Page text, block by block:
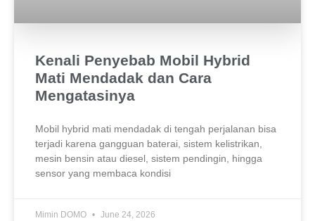
Kenali Penyebab Mobil Hybrid
Mati Mendadak dan Cara
Mengatasinya
Mobil hybrid mati mendadak di tengah perjalanan bisa
terjadi karena gangguan baterai, sistem kelistrikan,
mesin bensin atau diesel, sistem pendingin, hingga
sensor yang membaca kondisi
Mimin DOMO June 24, 2026